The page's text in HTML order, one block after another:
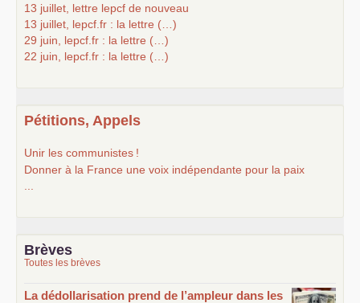
13 juillet, lettre lepcf de nouveau
13 juillet, lepcf.fr : la lettre (…)
29 juin, lepcf.fr : la lettre (…)
22 juin, lepcf.fr : la lettre (…)
Pétitions, Appels
Unir les communistes !
Donner à la France une voix indépendante pour la paix
Brèves
Toutes les brèves
La dédollarisation prend de l’ampleur dans les